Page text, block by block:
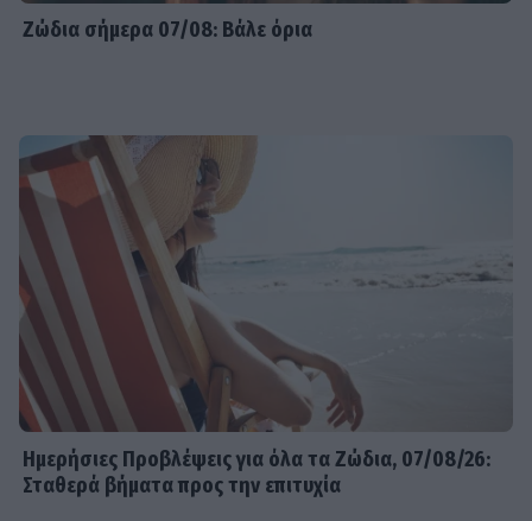
Ζώδια σήμερα 07/08: Βάλε όρια
Ημερήσιες Προβλέψεις για όλα τα Ζώδια, 07/08/26:
Σταθερά βήματα προς την επιτυχία